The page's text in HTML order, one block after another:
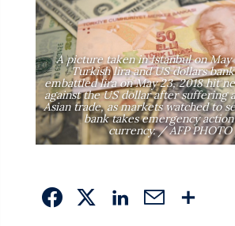
A picture taken in Istanbul on May
Turkish lira and US dollars
embattled lira on May 23, 2018 hit
against the US dollar after suffering
Asian trade, as markets watched to
bank takes emergency
currency. / AFP